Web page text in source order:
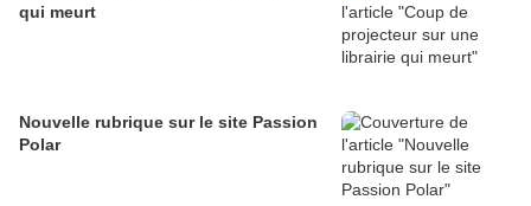
qui meurt
Nouvelle rubrique sur le site Passion
Polar